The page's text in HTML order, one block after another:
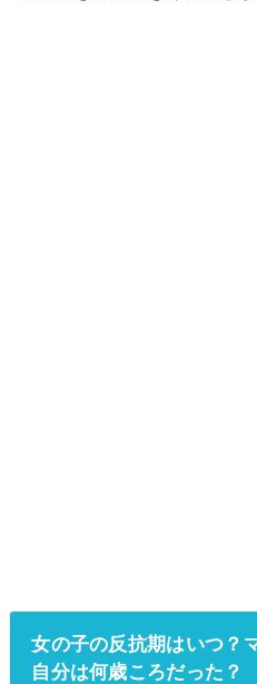
女の子の反抗期はいつ？
自分は何歳ころだった？